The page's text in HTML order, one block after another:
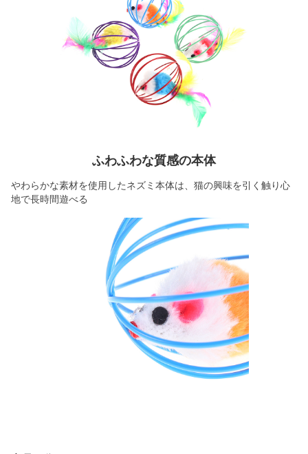
ふわふわな質感の本体
やわらかな素材を使用したネズミ本体は、猫の興味を引く触り心
地で長時間遊べる